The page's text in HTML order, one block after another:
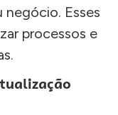
Esses
processos e